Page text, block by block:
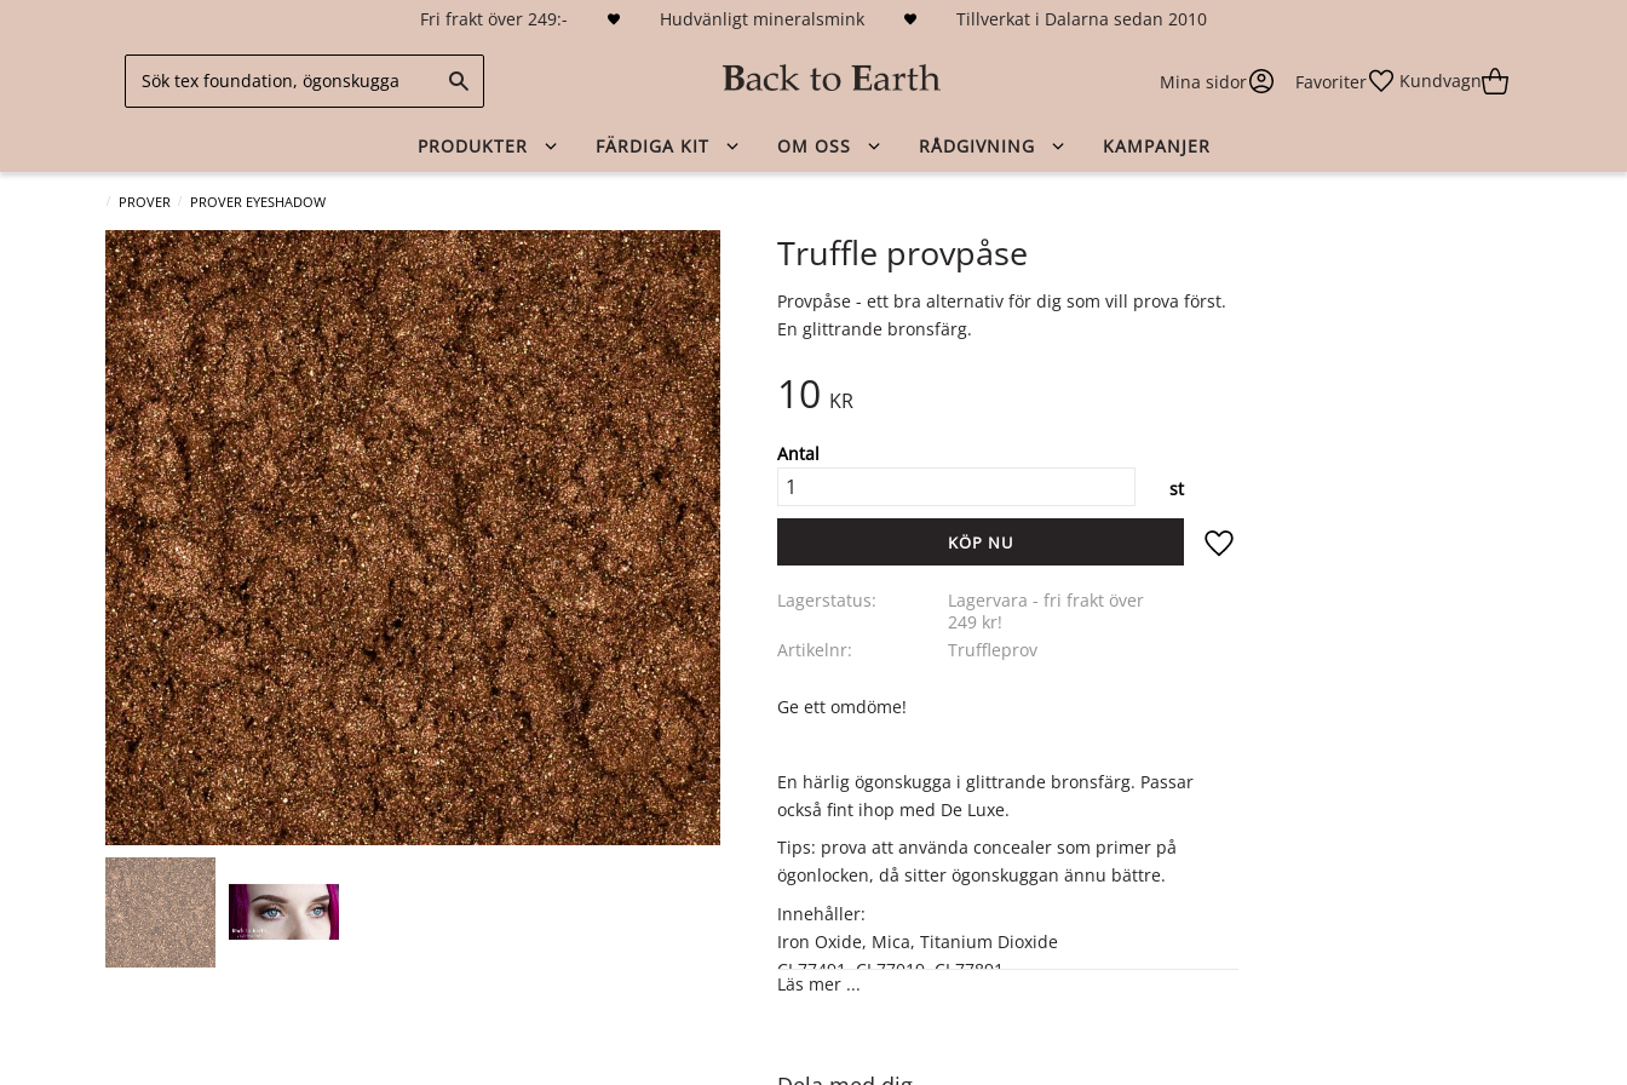
Fri frakt över 249:- Hudvänligt mineralsmink Tillverkat i Dalarna sedan 2010
Mina sidor Favoriter Kundvagn
PRODUKTER FÄRDIGA KIT OM OSS RÅDGIVNING KAMPANJER
PROVER PROVER EYESHADOW
Truffle provpåse
Provpåse - ett bra alternativ för dig som vill prova först.
En glittrande bronsfärg.
10 KR
Antal
st
KÖP
Lagerstatus
Lagervara - fri frakt över
249 kr!
Artikelnr
Truffleprov
Ge ett omdöme!
En härlig ögonskugga i glittrande bronsfärg. Passar
också fint ihop med De Luxe.
Tips: prova att använda concealer som primer på
ögonlocken, då sitter ögonskuggan ännu bättre.
Innehåller:
Iron Oxide, Mica, Titanium Dioxide
CI 77491, CI 77019, CI 77891
Läs mer ...